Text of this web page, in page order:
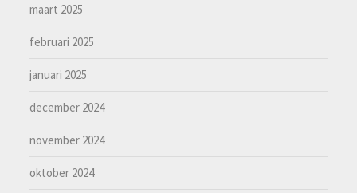
maart 2025
februari 2025
januari 2025
december 2024
november 2024
oktober 2024